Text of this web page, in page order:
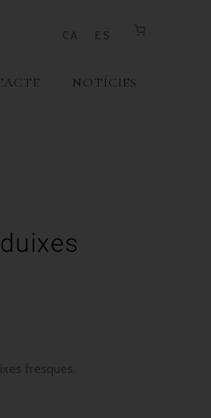
CA ES
NOTÍCIES
fresques.